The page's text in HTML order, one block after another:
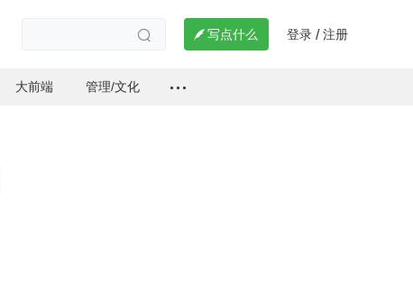
  写点什么 登录 / 注册
大前端 管理/文化